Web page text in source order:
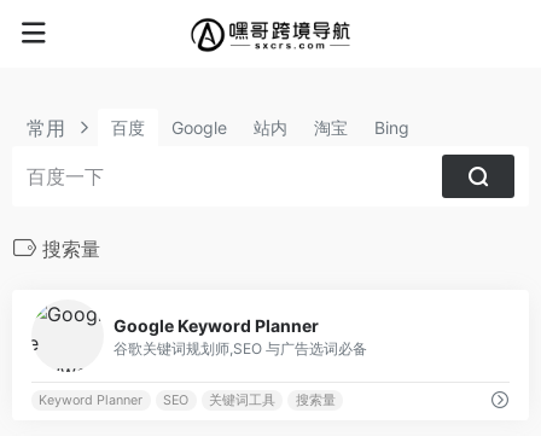
常用 百度 Google 站内 淘宝 Bing
搜索量
Google Keyword Planner
谷歌关键词规划师,SEO 与广告选词必备
Keyword Planner SEO 关键词工具 搜索量